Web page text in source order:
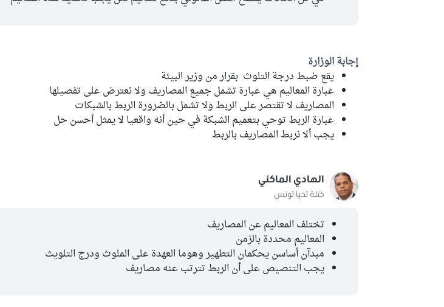
إجابة الوزارة
يقع ضبط درجة التلوث بقرار من وزير البيئة
عبارة المعاليم هي عبارة تشمل جميع المصاريف ولا نعترض على تفصيلها
المصاريف لا تقتصر على الربط ولا تشمل بالضرورة الربط بالشبكات
عبارة الربط توحي بتعميم الشبكة في حين أنه واقعيا لا يمثل أحسن حل
يجب ألا نربط المصاريف بالربط
الهادي الماكني
كتلة تحيا تونس
تختلف المعاليم عن المصاريف
المعاليم محددة بالزمن
مبدآن أساسن يحكمان التطهير وهوما العهدة على الملوث ودرج التلويث
يجب التنصيص على أن الربط تترتب عنه مصاريف